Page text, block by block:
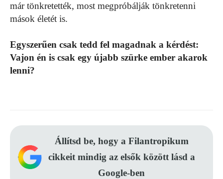
már tönkretették, most megpróbálják tönkretenni
mások életét is.
Egyszerűen csak tedd fel magadnak a kérdést:
Vajon én is csak egy újabb szürke ember akarok
lenni?
Állítsd be, hogy a Filantropikum
cikkeit mindig az elsők között lásd a
Google-ben